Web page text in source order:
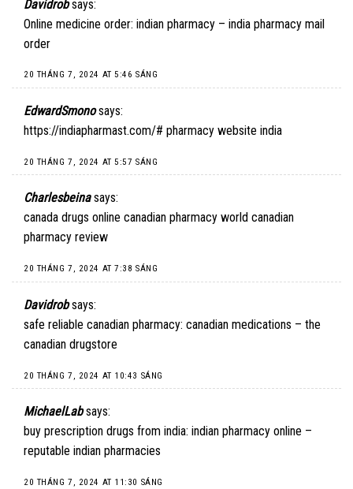
Davidrob says:
Online medicine order: indian pharmacy – india pharmacy mail
order
20 THÁNG 7, 2024 AT 5:46 SÁNG
EdwardSmono says:
https://indiapharmast.com/# pharmacy website india
20 THÁNG 7, 2024 AT 5:57 SÁNG
Charlesbeina says:
canada drugs online canadian pharmacy world canadian
pharmacy review
20 THÁNG 7, 2024 AT 7:38 SÁNG
Davidrob says:
safe reliable canadian pharmacy: canadian medications – the
canadian drugstore
20 THÁNG 7, 2024 AT 10:43 SÁNG
MichaelLab says:
buy prescription drugs from india: indian pharmacy online –
reputable indian pharmacies
20 THÁNG 7, 2024 AT 11:30 SÁNG